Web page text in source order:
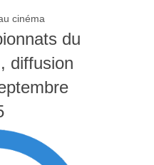
du
diffusion